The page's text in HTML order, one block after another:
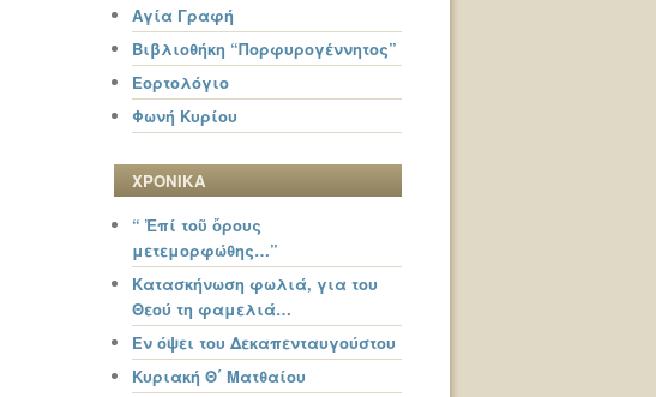
Αγία Γραφή
Βιβλιοθήκη “Πορφυρογέννητος”
Εορτολόγιο
Φωνή Κυρίου
ΧΡΟΝΙΚΑ
“ Ἐπί τοῦ ὄρους
μετεμορφώθης…”
Κατασκήνωση φωλιά, για του
Θεού τη φαμελιά…
Εν όψει του Δεκαπενταυγούστου
Κυριακή Θ΄ Ματθαίου